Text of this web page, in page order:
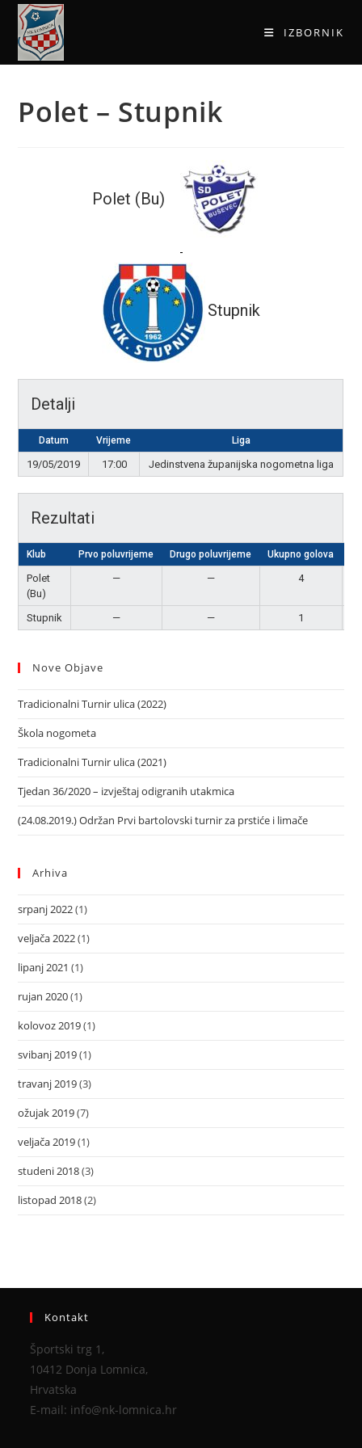
IZBORNIK
Polet – Stupnik
Polet (Bu)
-
Stupnik
Detalji
Datum Vrijeme Liga
19/05/2019 17:00 Jedinstvena županijska nogometna liga
Rezultati
Klub Prvo poluvrijeme Drugo poluvrijeme Ukupno golova
Polet
(Bu)
— — 4
Stupnik — — 1
Nove Objave
Tradicionalni Turnir ulica (2022)
Škola nogometa
Tradicionalni Turnir ulica (2021)
Tjedan 36/2020 – izvještaj odigranih utakmica
(24.08.2019.) Održan Prvi bartolovski turnir za prstiće i limače
Arhiva
srpanj 2022(1)
veljača 2022(1)
lipanj 2021 (1)
rujan 2020(1)
kolovoz 2019(1)
svibanj 2019(1)
travanj 2019(3)
ožujak 2019(7)
veljača 2019(1)
studeni 2018(3)
listopad 2018(2)
Kontakt
Športski trg 1,
10412 Donja Lomnica,
Hrvatska
E-mail: info@nk-lomnica.hr